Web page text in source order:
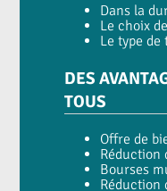
Dans la
Le choix
Le type
DES
TOUS
Offre de
Réduction
Bourses
Réduction